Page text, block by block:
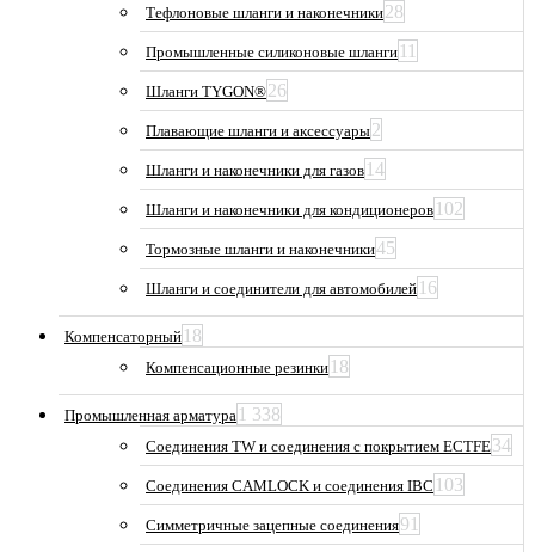
Тефлоновые шланги и наконечники28
Промышленные силиконовые шланги 11
Шланги TYGON®26
Плавающие шланги и аксессуары2
Шланги и наконечники для газов 14
Шланги и наконечники для кондиционеров 102
Тормозные шланги и наконечники45
Шланги и соединители для автомобилей 16
Компенсаторный 18
Компенсационные резинки 18
Промышленная арматура 1 338
Соединения TW и соединения с покрытием ECTFE34
Соединения CAMLOCK и соединения IBC 103
Симметричные зацепные соединения91